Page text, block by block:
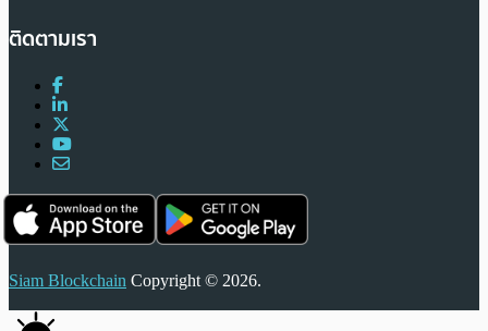
ติดตามเรา
Siam Blockchain Copyright © 2026.